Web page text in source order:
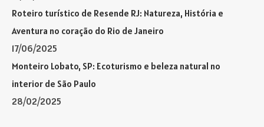
Roteiro turístico de Resende RJ: Natureza, História e
Aventura no coração do Rio de Janeiro
17/06/2025
Monteiro Lobato, SP: Ecoturismo e beleza natural no
interior de São Paulo
28/02/2025